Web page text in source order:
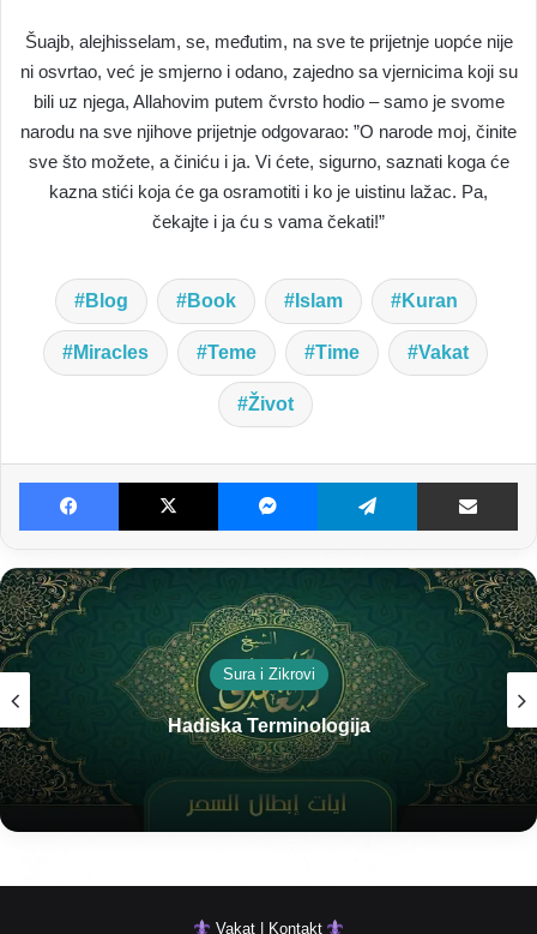
Šuajb, alejhisselam, se, međutim, na sve te prijetnje uopće nije
ni osvrtao, već je smjerno i odano, zajedno sa vjernicima koji su
bili uz njega, Allahovim putem čvrsto hodio – samo je svome
narodu na sve njihove prijetnje odgovarao: ”O narode moj, činite
sve što možete, a činiću i ja. Vi ćete, sigurno, saznati koga će
kazna stići koja će ga osramotiti i ko je uistinu lažac. Pa,
čekajte i ja ću s vama čekati!”
Blog Book Islam Kuran
Miracles Teme Time Vakat
Život
Facebook X Messenger Telegram
Sura i Zikrovi
Hadiska Terminologija
Vakat | Kontakt